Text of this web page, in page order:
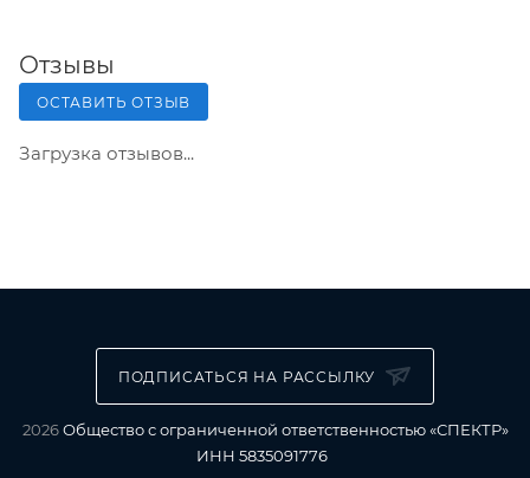
Отзывы
ОСТАВИТЬ ОТЗЫВ
Загрузка отзывов...
ПОДПИСАТЬСЯ НА РАССЫЛКУ
2026Общество с ограниченной ответственностью «СПЕКТР»
ИНН 5835091776